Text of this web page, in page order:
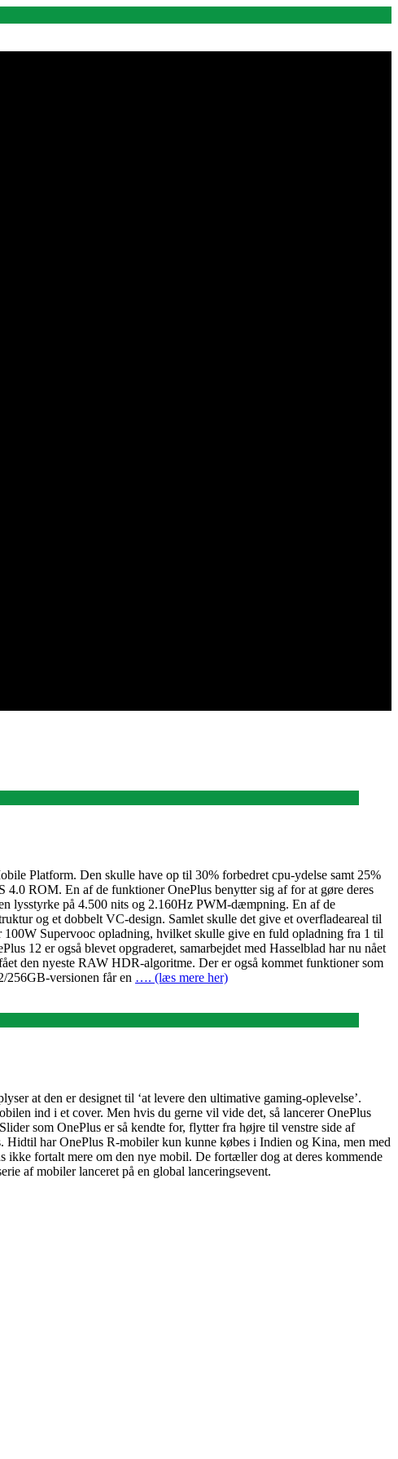
Platform. Den skulle have op til 30% forbedret cpu-ydelse samt 25%
ROM. En af de funktioner OnePlus benytter sig af for at gøre deres
lysstyrke på 4.500 nits og 2.160Hz PWM-dæmpning. En af de
og et dobbelt VC-design. Samlet skulle det give et overfladeareal til
Supervooc opladning, hvilket skulle give en fuld opladning fra 1 til
12 er også blevet opgraderet, samarbejdet med Hasselblad har nu nået
den nyeste RAW HDR-algoritme. Der er også kommet funktioner som
256GB-versionen får en …. (læs mere her)
at den er designet til ‘at levere den ultimative gaming-oplevelse’.
ind i et cover. Men hvis du gerne vil vide det, så lancerer OnePlus
som OnePlus er så kendte for, flytter fra højre til venstre side af
har OnePlus R-mobiler kun kunne købes i Indien og Kina, men med
ikke fortalt mere om den nye mobil. De fortæller dog at deres kommende
af mobiler lanceret på en global lanceringsevent.